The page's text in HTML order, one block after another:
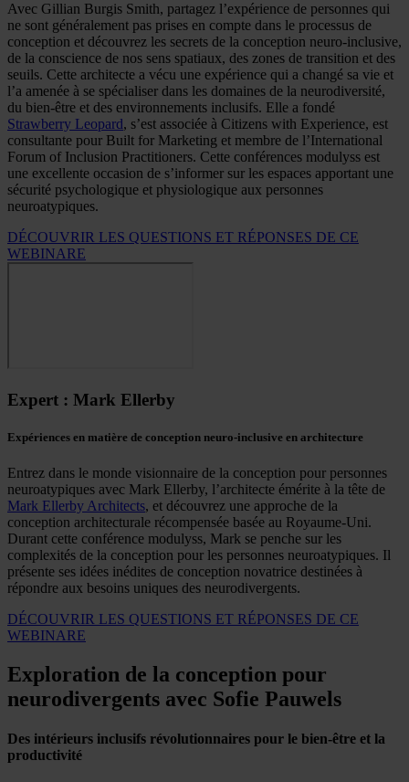
Avec Gillian Burgis Smith, partagez l’expérience de personnes qui
ne sont généralement pas prises en compte dans le processus de
conception et découvrez les secrets de la conception neuro-inclusive,
de la conscience de nos sens spatiaux, des zones de transition et des
seuils. Cette architecte a vécu une expérience qui a changé sa vie et
l’a amenée à se spécialiser dans les domaines de la neurodiversité,
du bien-être et des environnements inclusifs. Elle a fondé
Strawberry Leopard, s’est associée à Citizens with Experience, est
consultante pour Built for Marketing et membre de l’International
Forum of Inclusion Practitioners. Cette conférences modulyss est
une excellente occasion de s’informer sur les espaces apportant une
sécurité psychologique et physiologique aux personnes
neuroatypiques.
DÉCOUVRIR LES QUESTIONS ET RÉPONSES DE CE
WEBINARE
Expert : Mark Ellerby
Expériences en matière de conception neuro-inclusive en architecture
Entrez dans le monde visionnaire de la conception pour personnes
neuroatypiques avec Mark Ellerby, l’architecte émérite à la tête de
Mark Ellerby Architects, et découvrez une approche de la
conception architecturale récompensée basée au Royaume-Uni.
Durant cette conférence modulyss, Mark se penche sur les
complexités de la conception pour les personnes neuroatypiques. Il
présente ses idées inédites de conception novatrice destinées à
répondre aux besoins uniques des neurodivergents.
DÉCOUVRIR LES QUESTIONS ET RÉPONSES DE CE
WEBINARE
Exploration de la conception pour
neurodivergents avec Sofie Pauwels
Des intérieurs inclusifs révolutionnaires pour le bien-être et la
productivité